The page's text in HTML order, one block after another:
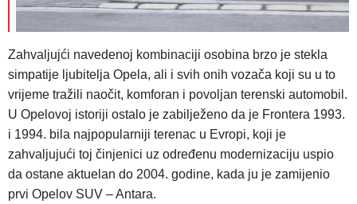
Zahvaljujći navedenoj kombinaciji osobina brzo je stekla
simpatije ljubitelja Opela, ali i svih onih vozača koji su u to
vrijeme tražili naočit, komforan i povoljan terenski automobil.
U Opelovoj istoriji ostalo je zabilježeno da je Frontera 1993.
i 1994. bila najpopularniji terenac u Evropi, koji je
zahvaljujući toj činjenici uz određenu modernizaciju uspio
da ostane aktuelan do 2004. godine, kada ju je zamijenio
prvi Opelov SUV – Antara.